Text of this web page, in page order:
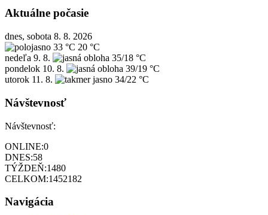
Aktuálne počasie
dnes, sobota 8. 8. 2026
33 °C 20 °C
nedeľa 9. 8.
35/18 °C
pondelok 10. 8.
39/19 °C
utorok 11. 8. 34/22 °C
Návštevnosť
Návštevnosť:
ONLINE:0
DNES:58
TÝŽDEŇ:1480
CELKOM:1452182
Navigácia